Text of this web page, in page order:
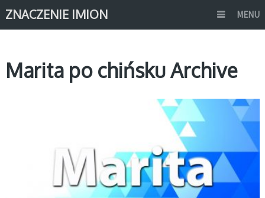
ZNACZENIE IMION MENU
Marita po chińsku Archive